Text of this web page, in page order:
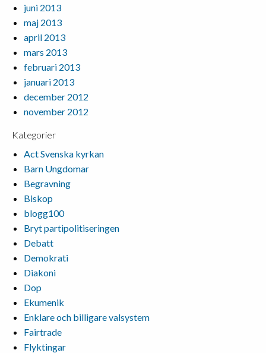
juni 2013
maj 2013
april 2013
mars 2013
februari 2013
januari 2013
december 2012
november 2012
Kategorier
Act Svenska kyrkan
Barn Ungdomar
Begravning
Biskop
blogg100
Bryt partipolitiseringen
Debatt
Demokrati
Diakoni
Dop
Ekumenik
Enklare och billigare valsystem
Fairtrade
Flyktingar